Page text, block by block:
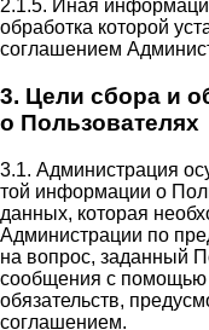
2.1.5. Иная
обработка которой
соглашением
3. Цели сбора и
о Пользователях
3.1. Администрация
той информации о
данных, которая
Администрации по
на вопрос, заданный
сообщения с помощью
обязательств,
соглашением.